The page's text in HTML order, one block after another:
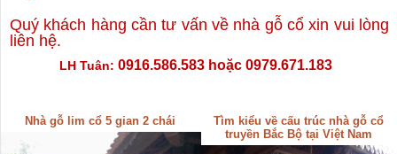
Quý khách hàng cần tư vấn về nhà gỗ cổ xin vui lòng
liên hệ.
LH Tuân​: 0916.586.583 hoặc 0979.671.183
Nhà gỗ lim cổ 5 gian 2 chái
Tìm kiểu về cấu trúc nhà gỗ cổ
truyền Bắc Bộ tại Việt Nam